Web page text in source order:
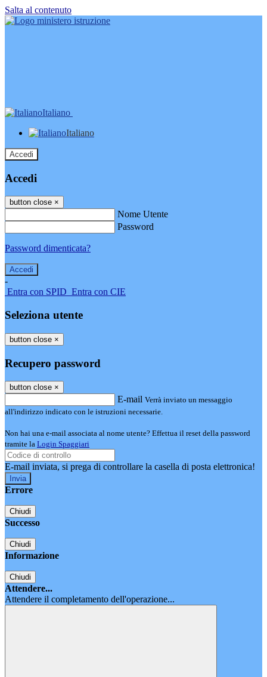
Salta al contenuto
Italiano
Italiano
Accedi
Accedi
button close ×
Nome Utente
Password
Password dimenticata?
-
Entra con SPID Entra con CIE
Seleziona utente
button close ×
Recupero password
button close ×
E-mail Verrà inviato un messaggio
all'indirizzo indicato con le istruzioni necessarie.
Non hai una e-mail associata al nome utente? Effettua il reset della password
tramite la Login Spaggiari
E-mail inviata, si prega di controllare la casella di posta elettronica!
Errore
Chiudi
Successo
Chiudi
Informazione
Chiudi
Attendere...
Attendere il completamento dell'operazione...